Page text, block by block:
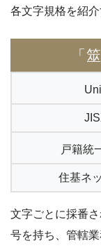
各文字規格を紹介
「
戸籍統
住基ネ
文字ごとに採番
号を持ち、管轄